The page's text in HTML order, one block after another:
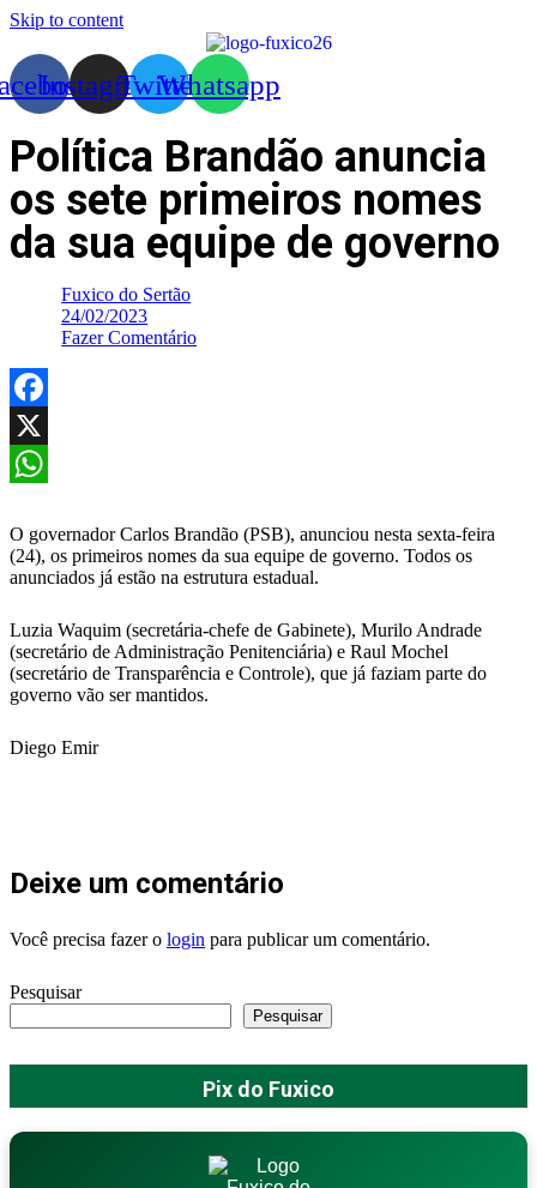
Skip to content
InstagramTwitterWhatsapp
Política Brandão anuncia
os sete primeiros nomes
da sua equipe de governo
Fuxico do Sertão
24/02/2023
Fazer Comentário
Facebook
X
O governador Carlos Brandão (PSB), anunciou nesta sexta-feira
(24), os primeiros nomes da sua equipe de governo. Todos os
anunciados já estão na estrutura estadual.
Luzia Waquim (secretária-chefe de Gabinete), Murilo Andrade
(secretário de Administração Penitenciária) e Raul Mochel
(secretário de Transparência e Controle), que já faziam parte do
governo vão ser mantidos.
Diego Emir
Deixe um comentário
Você precisa fazer o login para publicar um comentário.
Pesquisar
Pesquisar
Pix do Fuxico